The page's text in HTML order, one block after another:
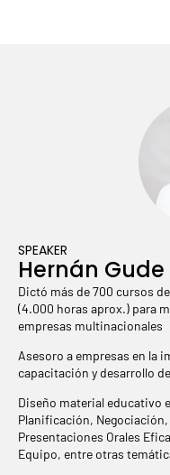
SPEAKER
Hernán Gude
Dictó más de 700 cursos
(4.000 horas aprox.) para
empresas multinacionales
Asesoro a empresas en la
capacitación y desarrollo
Diseño material educativo
Planificación,
Presentaciones Orales
Equipo, entre otras